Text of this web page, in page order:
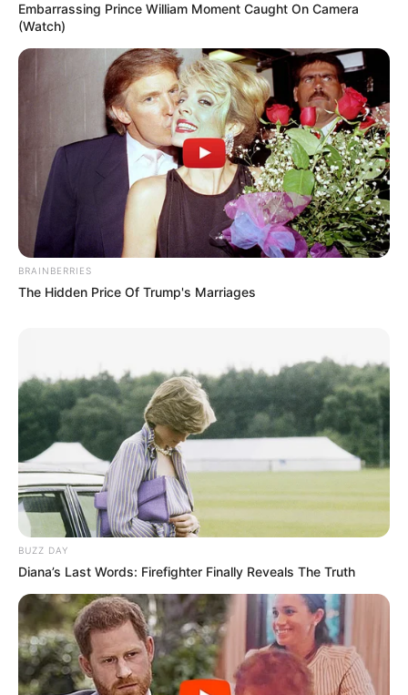
Embarrassing Prince William Moment Caught On Camera
(Watch)
BRAINBERRIES
The Hidden Price Of Trump's Marriages
BUZZ DAY
Diana’s Last Words: Firefighter Finally Reveals The Truth